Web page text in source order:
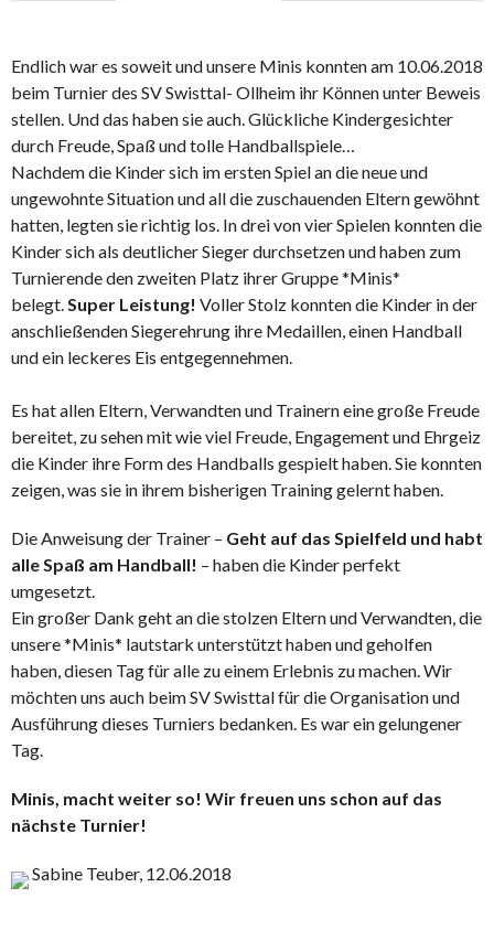
Endlich war es soweit und unsere Minis konnten am 10.06.2018
beim Turnier des SV Swisttal- Ollheim ihr Können unter Beweis
stellen. Und das haben sie auch. Glückliche Kindergesichter
durch Freude, Spaß und tolle Handballspiele…
Nachdem die Kinder sich im ersten Spiel an die neue und
ungewohnte Situation und all die zuschauenden Eltern gewöhnt
hatten, legten sie richtig los. In drei von vier Spielen konnten die
Kinder sich als deutlicher Sieger durchsetzen und haben zum
Turnierende den zweiten Platz ihrer Gruppe *Minis*
belegt. Super Leistung! Voller Stolz konnten die Kinder in der
anschließenden Siegerehrung ihre Medaillen, einen Handball
und ein leckeres Eis entgegennehmen.
Es hat allen Eltern, Verwandten und Trainern eine große Freude
bereitet, zu sehen mit wie viel Freude, Engagement und Ehrgeiz
die Kinder ihre Form des Handballs gespielt haben. Sie konnten
zeigen, was sie in ihrem bisherigen Training gelernt haben.
Die Anweisung der Trainer – Geht auf das Spielfeld und habt
alle Spaß am Handball! – haben die Kinder perfekt
umgesetzt.
Ein großer Dank geht an die stolzen Eltern und Verwandten, die
unsere *Minis* lautstark unterstützt haben und geholfen
haben, diesen Tag für alle zu einem Erlebnis zu machen. Wir
möchten uns auch beim SV Swisttal für die Organisation und
Ausführung dieses Turniers bedanken. Es war ein gelungener
Tag.
Minis, macht weiter so! Wir freuen uns schon auf das
nächste Turnier!
Sabine Teuber, 12.06.2018